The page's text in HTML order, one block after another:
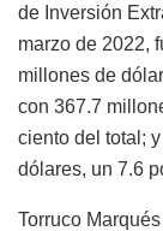
de Inversión
marzo de 2022,
millones de
con 367.7
ciento del total;
dólares, un 7.6
Torruco